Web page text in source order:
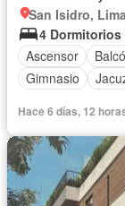
San Isidro, Lima
4 Dormitorios
Ascensor
Gimnasio
Hace 6 días, 12